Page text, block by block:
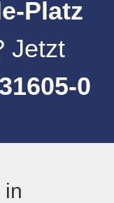
Platz
Jetzt
0
in